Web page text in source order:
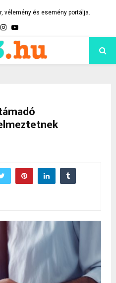
vélemény és esemény portálja.
Instagram
Youtube